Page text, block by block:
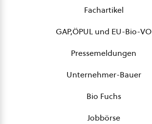
Fachartikel
GAP,ÖPUL und EU-Bio-VO
Pressemeldungen
Unternehmer-Bauer
Bio Fuchs
Jobbörse